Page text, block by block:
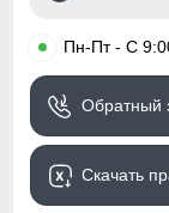
• Пн-Пт - С
Обратный
Скачать